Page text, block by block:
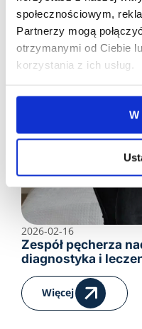
społecznościowym,
Partnerzy mogą
otrzymanymi od Ciebie
korzystania z ich usług.
W
Więcej
Zespół pęcherza
diagnostyka i
2026-02-16
Więcej